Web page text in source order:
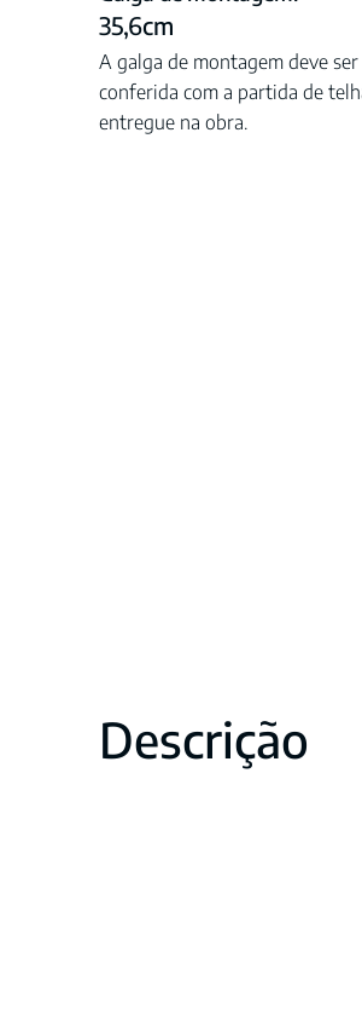
35,6cm
A galga de montagem deve ser
conferida com a partida de
entregue na obra.
Descrição